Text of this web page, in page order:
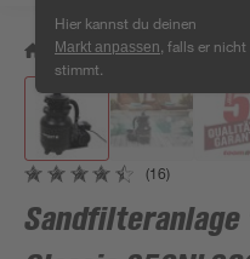
Hier kannst du deinen
Markt anpassen , falls er nicht
stimmt.
/ Garten & Freizeit /
(16)
Sandfilteranlage